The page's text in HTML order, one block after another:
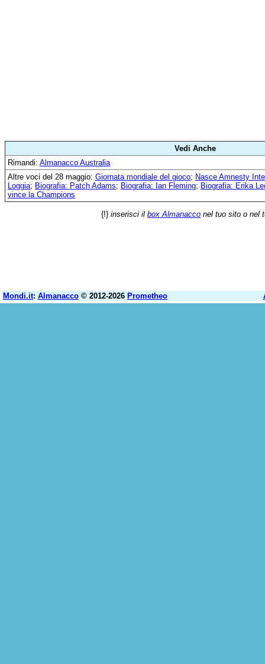
Vedi Anche
Rimandi: Almanacco Australia
Altre voci del 28 maggio: Giornata mondiale del gioco; Nasce Amnesty
Loggia; Biografia: Patch Adams; Biografia: Ian Fleming; Biografia: Erika
vince la Champions
{!} inserisci il box Almanacco nel tuo sito o nel
Mondi.it: Almanacco © 2012-2026 Prometheo